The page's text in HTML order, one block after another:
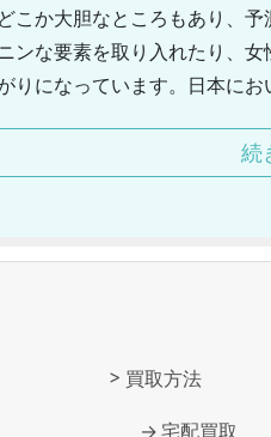
こか大胆なところもあり、
ンな要素を取り入れたり、
りになっています。日本に
代の方の支持を得ることが続
買取方法
宅配買取